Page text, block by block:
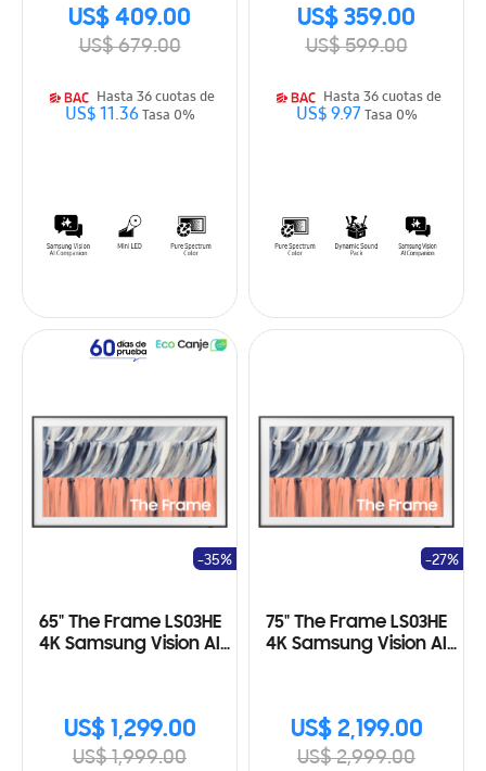
US$ 409.00
US$ 679.00
Hasta 36 cuotas de
US$ 11.36Tasa 0%
US$ 359.00
US$ 599.00
Hasta 36 cuotas de
US$ 9.97Tasa 0%
65" The Frame LS03HE
4K Samsung Vision AI
US$ 1,299.00
US$ 1,999.00
-35%
75" The Frame LS03HE
4K Samsung Vision AI
US$ 2,199.00
US$ 2,999.00
-27%